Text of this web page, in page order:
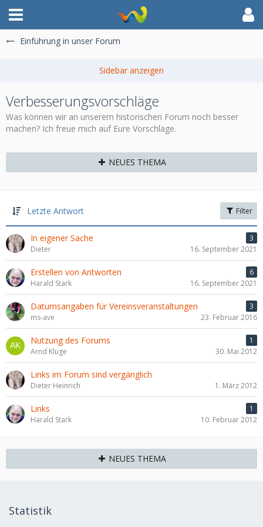
Einführung in unser Forum
Verbesserungsvorschläge
Was können wir an unserem historischen Forum noch besser
machen? Ich freue mich auf Eure Vorschläge.
NEUES THEMA
Letzte Antwort Filter
In eigener Sache
3
Dieter
16. September 2021
Erstellen von Antworten
6
Harald Stark
16. September 2021
Datumsangaben für Vereinsveranstaltungen
3
ms-ave
23. Februar 2016
Nutzung des Forums
1
Arnd Kluge
30. Mai 2012
Links im Forum sind vergänglich
Dieter Heinrich 1. März 2012
Links
1
Harald Stark
10. Februar 2012
NEUES THEMA
Statistik